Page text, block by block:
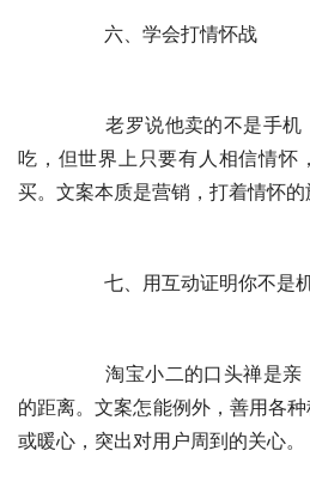
	　　六、学会打情怀战
吃，但世界上只要有人相信情怀
买。文案本质是营销，打着情怀的
　　七、用互动证明你不是
的距离。文案怎能例外，善用各
或暖心，突出对用户周到的关心。